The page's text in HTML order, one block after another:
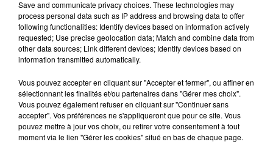
#bttf @realmikejfox #chrislloyd @tomwilsonusa
#howardtheduck #xanderiseverywhere @shannon.bzb
Une publication partagée parLea Thompson(@lea_thompson) le
Save and communicate privacy choices. These technologies may
process personal data such as IP address and browsing data to offer
following functionalities: Identify devices based on information actively
requested; Use precise geolocation data; Match and combine data from
other data sources; Link different devices; Identify devices based on
information transmitted automatically.
Vous pouvez accepter en cliquant sur "Accepter et fermer", ou affiner en
sélectionnant les finalités et/ou partenaires dans "Gérer mes choix".
Vous pouvez également refuser en cliquant sur "Continuer sans
accepter". Vos préférences ne s'appliqueront que pour ce site. Vous
pouvez mettre à jour vos choix, ou retirer votre consentement à tout
moment via le lien "Gérer les cookies" situé en bas de chaque page.